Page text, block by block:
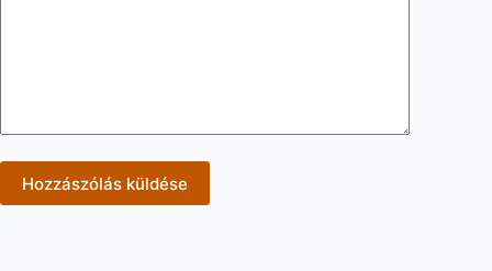
Hozzászólás küldése